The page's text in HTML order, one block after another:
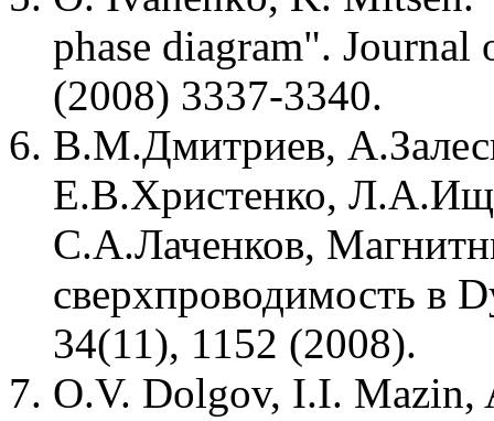
phase diagram".
(2008) 3337-3340.
В.М.Дмитриев,
Е.В.Христенко,
С.А.Лаченков,
сверхпроводимость в
34(11), 1152 (2008).
O.V. Dolgov, I.I. Mazin,